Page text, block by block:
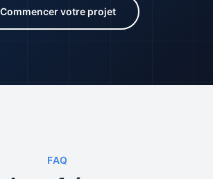
Commencer votre projet
FAQ